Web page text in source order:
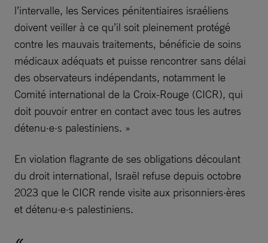
l’intervalle, les Services pénitentiaires israéliens
doivent veiller à ce qu’il soit pleinement protégé
contre les mauvais traitements, bénéficie de soins
médicaux adéquats et puisse rencontrer sans délai
des observateurs indépendants, notamment le
Comité international de la Croix-Rouge (CICR), qui
doit pouvoir entrer en contact avec tous les autres
détenu·e·s palestiniens. »
En violation flagrante de ses obligations découlant
du droit international, Israël refuse depuis octobre
2023 que le CICR rende visite aux prisonniers·ères
et détenu·e·s palestiniens.